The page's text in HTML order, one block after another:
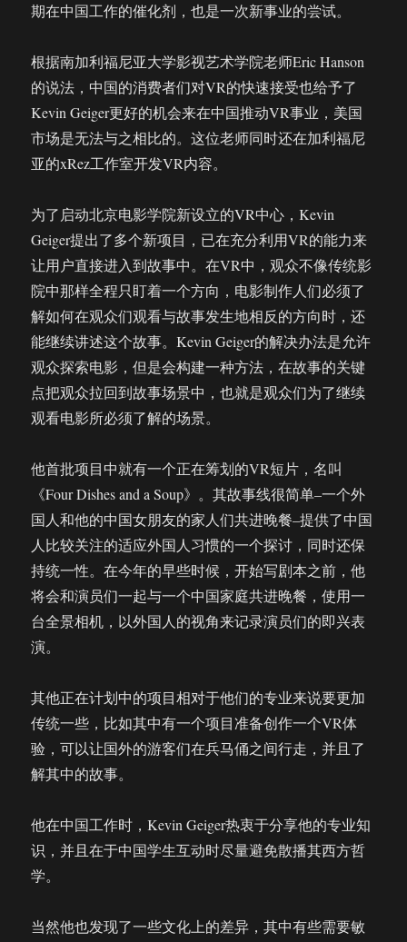
期在中国工作的催化剂，也是一次新事业的尝试。
根据南加利福尼亚大学影视艺术学院老师Eric Hanson
的说法，中国的消费者们对VR的快速接受也给予了
Kevin Geiger更好的机会来在中国推动VR事业，美国
市场是无法与之相比的。这位老师同时还在加利福尼
亚的xRez工作室开发VR内容。
为了启动北京电影学院新设立的VR中心，Kevin
Geiger提出了多个新项目，已在充分利用VR的能力来
让用户直接进入到故事中。在VR中，观众不像传统影
院中那样全程只盯着一个方向，电影制作人们必须了
解如何在观众们观看与故事发生地相反的方向时，还
能继续讲述这个故事。Kevin Geiger的解决办法是允许
观众探索电影，但是会构建一种方法，在故事的关键
点把观众拉回到故事场景中，也就是观众们为了继续
观看电影所必须了解的场景。
他首批项目中就有一个正在筹划的VR短片，名叫
《Four Dishes and a Soup》。其故事线很简单–一个外
国人和他的中国女朋友的家人们共进晚餐–提供了中国
人比较关注的适应外国人习惯的一个探讨，同时还保
持统一性。在今年的早些时候，开始写剧本之前，他
将会和演员们一起与一个中国家庭共进晚餐，使用一
台全景相机，以外国人的视角来记录演员们的即兴表
演。
其他正在计划中的项目相对于他们的专业来说要更加
传统一些，比如其中有一个项目准备创作一个VR体
验，可以让国外的游客们在兵马俑之间行走，并且了
解其中的故事。
他在中国工作时，Kevin Geiger热衷于分享他的专业知
识，并且在于中国学生互动时尽量避免散播其西方哲
学。
当然他也发现了一些文化上的差异，其中有些需要敏